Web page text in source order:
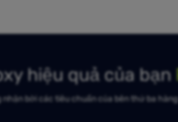
hiệu quả của bạn
nhận bởi các tiêu chuẩn của bên thứ ba